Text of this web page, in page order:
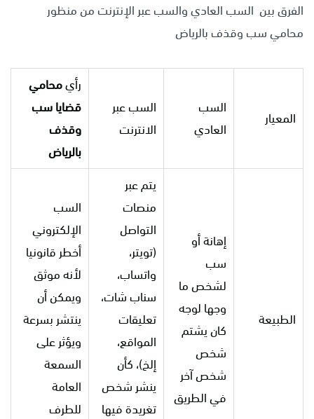
الفرق بين السب العادي والسب عبر الإنترنت من منظور
محامي سب وقذف بالرياض
المعيار
السب
العادي
السب عبر
الانترنت
رأيمحامي
قضايا سب
وقذف
بالرياض
الطبيعة
إهانة أو
سب
لشخص ما
وجها لوجه
كان يشتم
شخص
شخص آخر
في الطريق
يتم عبر
منصات
التواصل
(تويتر،
واتساب،
سناب شات،
تعليقات
المواقع،
إلخ)، كأن
ينشر شخص
تغريدة فيها
السب
الإلكتروني
أخطر قانونيا
لأنه موثق
ويمكن أن
ينتشر بسرعة
ويؤثر على
السمعة
العامة
للطرف